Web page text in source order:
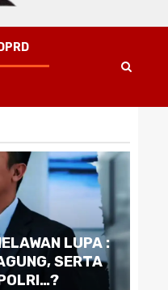
DPRD
LUPA :
SERTA